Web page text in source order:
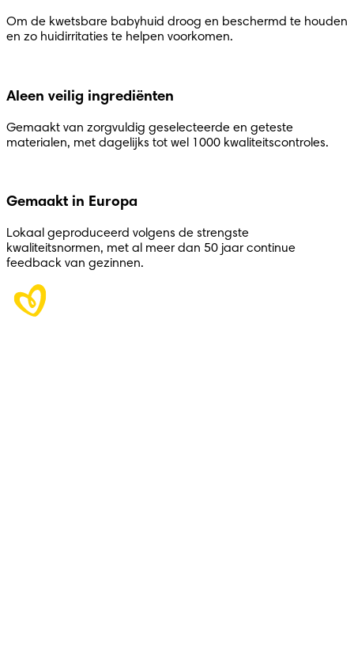
Om de kwetsbare babyhuid droog en beschermd te houden
en zo huidirritaties te helpen voorkomen.
Aleen veilig ingrediënten
Gemaakt van zorgvuldig geselecteerde en geteste
materialen, met dagelijks tot wel 1000 kwaliteitscontroles.
Gemaakt in Europa
Lokaal geproduceerd volgens de strengste
kwaliteitsnormen, met al meer dan 50 jaar continue
feedback van gezinnen.